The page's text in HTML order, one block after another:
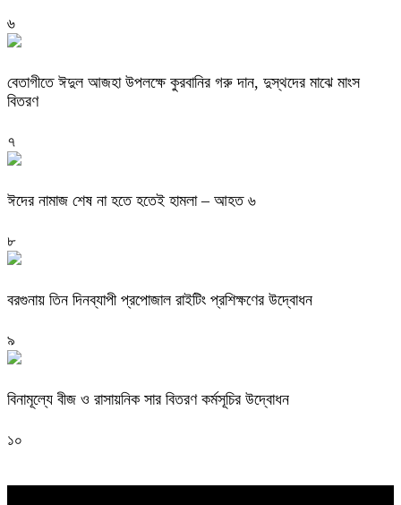
৬
বেতাগীতে ঈদুল আজহা উপলক্ষে কুরবানির গরু দান, দুস্থদের মাঝে মাংস
বিতরণ
৭
ঈদের নামাজ শেষ না হতে হতেই হামলা – আহত ৬
৮
বরগুনায় তিন দিনব্যাপী প্রপোজাল রাইটিং প্রশিক্ষণের উদ্বোধন
৯
বিনামূল্যে বীজ ও রাসায়নিক সার বিতরণ কর্মসূচির উদ্বোধন
১০